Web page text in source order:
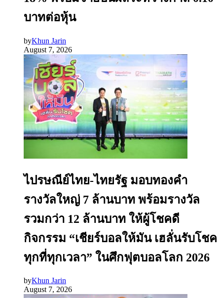
บาทต่อหุ้น
byKhun Jarin
August 7, 2026
ไปรษณีย์ไทย-ไทยรัฐ มอบทองคำ
รางวัลใหญ่ 7 ล้านบาท พร้อมรางวัล
รวมกว่า 12 ล้านบาท ให้ผู้โชคดี
กิจกรรม “เชียร์บอลให้มัน เฮลั่นรับโชค
ทุกที่ทุกเวลา” ในศึกฟุตบอลโลก 2026
byKhun Jarin
August 7, 2026